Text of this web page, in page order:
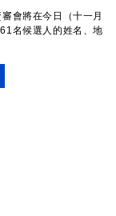
會將在今日（十一月
名候選人的姓名、地